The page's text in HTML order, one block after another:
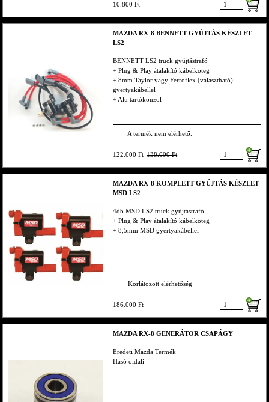
10.800 Ft
MAZDA RX-8 BENNETT GYÚJTÁS KÉSZLET
LS2
BENNETT LS2 truck gyújtástrafó
+ Plug & Play átalakító kábelköteg
+ 8mm Taylor vagy Ferroflex (választható)
gyertyakábellel
+ Alu tartókonzol
A termék nem elérhető.
122.000 Ft 138.000 Ft
MAZDA RX-8 KOMPLETT GYÚJTÁS KÉSZLET
MSD LS2
4db MSD LS2 truck gyújtástrafó
+ Plug & Play átalakító kábelköteg
+ 8,5mm MSD gyertyakábellel
Korlátozott elérhetőség
186.000 Ft
MAZDA RX-8 GENERÁTOR CSAPÁGY
Eredeti Mazda Termék
Hásó oldali